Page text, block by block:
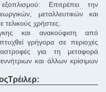
Επιτρέπει την
μεταλλευτικών και
χρήστες.
και ανακούφιση από
γρήγορα σε περιοχές
για τη μεταφορά
και άλλων κρίσιμων
Τρέιλερ: